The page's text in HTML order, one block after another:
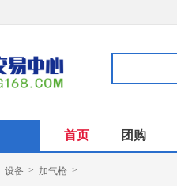
首页 团购
设备 > 加气枪 >